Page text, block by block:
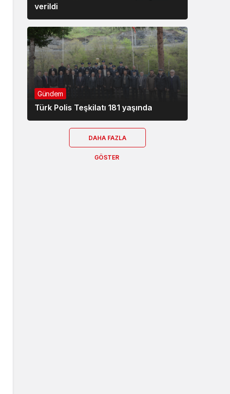
verildi
Gündem
Türk Polis Teşkilatı 181 yaşında
DAHA FAZLA
GÖSTER